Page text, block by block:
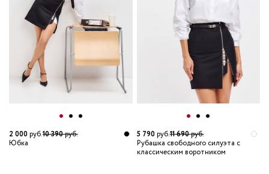
2 000руб.10 390руб.
Юбка
5 790руб.11 690руб.
Рубашка свободного силуэта с
классическим воротником